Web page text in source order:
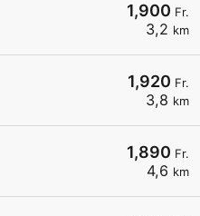
1,900 Fr.
3,2 km
1,920 Fr.
3,8 km
1,890 Fr.
4,6 km